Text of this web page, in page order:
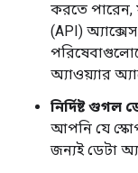
করতে পারেন,
(API)
অ্যাওয়্যার
নির্দিষ্ট গুগল
আপনি যে
জন্যই ডেটা